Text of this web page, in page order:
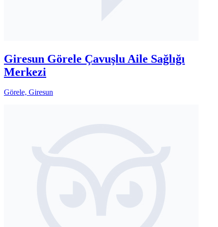
Giresun Görele Çavuşlu Aile Sağlığı
Merkezi
Görele, Giresun